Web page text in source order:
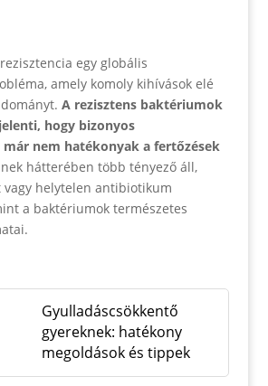
egy globális
amely komoly kihívások elé
A rezisztens baktériumok
hogy bizonyos
nem hatékonyak a fertőzések
hátterében több tényező áll,
helytelen antibiotikum
a baktériumok természetes
Gyulladáscsökkentő
gyereknek: hatékony
megoldások és tippek